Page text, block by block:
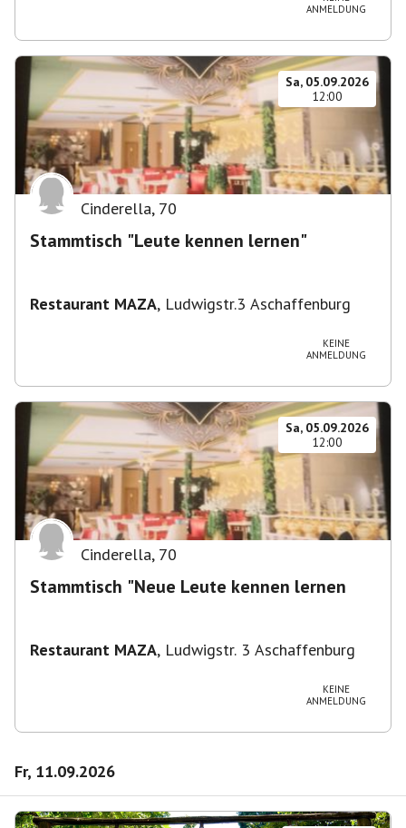
ANMELDUNG
Sa, 05.09.2026
12:00
Cinderella, 70
Stammtisch "Leute kennen lernen"
Restaurant MAZA, Ludwigstr.3 Aschaffenburg
KEINE
ANMELDUNG
Sa, 05.09.2026
12:00
Cinderella, 70
Stammtisch "Neue Leute kennen lernen
Restaurant MAZA, Ludwigstr. 3 Aschaffenburg
KEINE
ANMELDUNG
Fr, 11.09.2026